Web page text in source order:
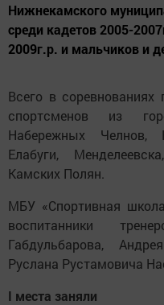
Нижнекамского
среди кадетов 2005-
2009г.р. и мальчиков и
Всего в
спортсменов из
Набережных Челнов,
Елабуги,
Камских Полян.
МБУ «Спортивная
воспитанники
Габдульбарова,
Руслана Рустамовича
I места заняли